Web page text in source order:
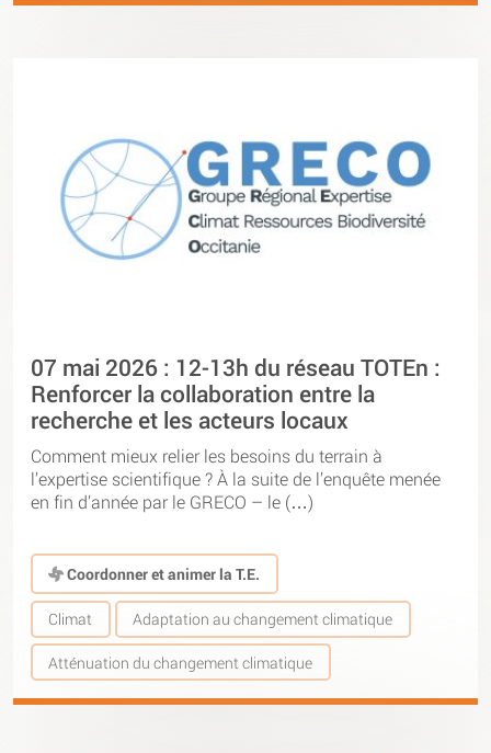
07 mai 2026 : 12-13h du réseau TOTEn :
Renforcer la collaboration entre la
recherche et les acteurs locaux
Comment mieux relier les besoins du terrain à
l’expertise scientifique ? À la suite de l’enquête menée
en fin d’année par le GRECO – le (…)
Coordonner et animer la T.E.
Climat Adaptation au changement climatique
Atténuation du changement climatique